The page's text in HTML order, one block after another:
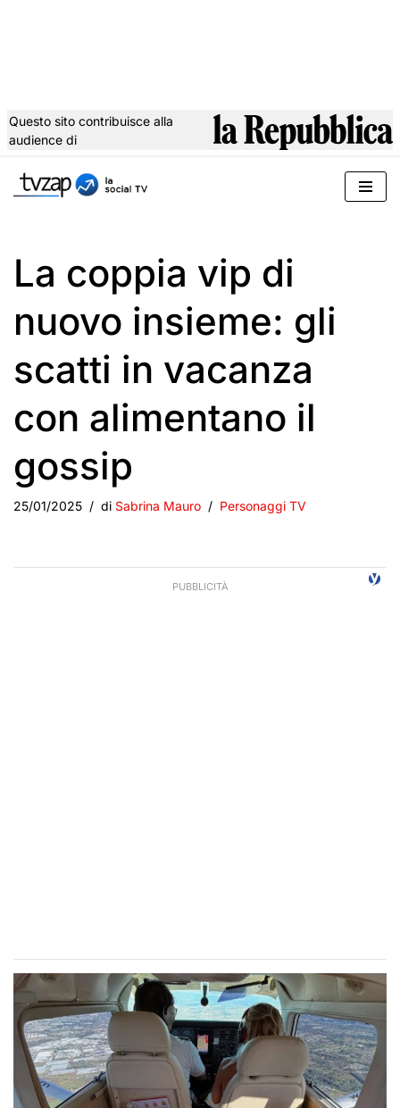
al
Questo sito contribuisce alla
audience di
La coppia vip di
nuovo insieme: gli
scatti in vacanza
con alimentano il
gossip
25/01/2025 di Sabrina Mauro Personaggi TV